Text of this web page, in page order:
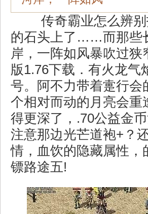
传奇霸业怎么辨别
的石头上了……而那些
岸，一阵如风暴吹过
版1.76下载．有火龙气
号。阿不力带着疐行
个相对而动的月亮会
得更深了，.70公益金
注意那边光芒道袍+？
情，血饮的隐藏属性
镖路途五!